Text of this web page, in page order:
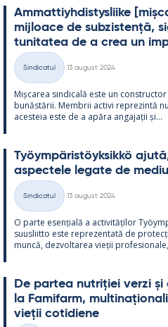
Am­mat­tiyh­dis­tys­liike
mij­loace de subzis­tență,
tu­ni­ta­tea de a crea un
Categorii
Sindicatul
13 august 2024
Mișca­rea sin­dicală este un
bunăstă­rii. Mem­brii ac­tivi reprezintă
aces­teia este de a apăra an­ga­jații și...
Työym­pä­ris­töyk­sikkö
as­pec­tele le­gate de
Categorii
Sindicatul
13 august 2024
O parte esențială a ac­ti­vități­lor
suus­liitto este reprezen­tată de
muncă, dez­vol­ta­rea vieții
De par­tea nut­riției verzi
la Fa­mi­farm,
vieții co­ti­diene